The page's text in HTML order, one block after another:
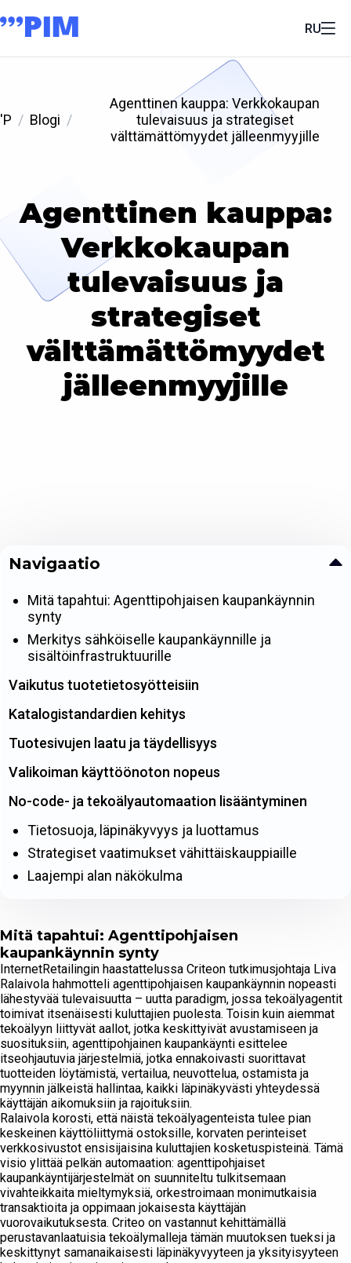
RU
'P Blogi
Agenttinen kauppa: Verkkokaupan
tulevaisuus ja strategiset
välttämättömyydet jälleenmyyjille
Agenttinen kauppa:
Verkkokaupan
tulevaisuus ja
strategiset
välttämättömyydet
jälleenmyyjille
Mitä tapahtui: Agenttipohjaisen
kaupankäynnin synty
InternetRetailingin haastattelussa Criteon tutkimusjohtaja Liva
Ralaivola hahmotteli agenttipohjaisen kaupankäynnin nopeasti
lähestyvää tulevaisuutta – uutta paradigm, jossa tekoälyagentit
toimivat itsenäisesti kuluttajien puolesta. Toisin kuin aiemmat
tekoälyyn liittyvät aallot, jotka keskittyivät avustamiseen ja
suosituksiin, agenttipohjainen kaupankäynti esittelee
itseohjautuvia järjestelmiä, jotka ennakoivasti suorittavat
tuotteiden löytämistä, vertailua, neuvottelua, ostamista ja
myynnin jälkeistä hallintaa, kaikki läpinäkyvästi yhteydessä
käyttäjän aikomuksiin ja rajoituksiin.
Ralaivola korosti, että näistä tekoälyagenteista tulee pian
keskeinen käyttöliittymä ostoksille, korvaten perinteiset
verkkosivustot ensisijaisina kuluttajien kosketuspisteinä. Tämä
visio ylittää pelkän automaation: agenttipohjaiset
kaupankäyntijärjestelmät on suunniteltu tulkitsemaan
vivahteikkaita mieltymyksiä, orkestroimaan monimutkaisia
transaktioita ja oppimaan jokaisesta käyttäjän
vuorovaikutuksesta. Criteo on vastannut kehittämällä
perustavanlaatuisia tekoälymalleja tämän muutoksen tueksi ja
keskittynyt samanaikaisesti läpinäkyvyyteen ja yksityisyyteen
Navigaatio
Mitä tapahtui: Agenttipohjaisen kaupankäynnin
synty
Merkitys sähköiselle kaupankäynnille ja
sisältöinfrastruktuurille
Vaikutus tuotetietosyötteisiin
Katalogistandardien kehitys
Tuotesivujen laatu ja täydellisyys
Valikoiman käyttöönoton nopeus
No-code- ja tekoälyautomaation lisääntyminen
Tietosuoja, läpinäkyvyys ja luottamus
Strategiset vaatimukset vähittäiskauppiaille
Laajempi alan näkökulma